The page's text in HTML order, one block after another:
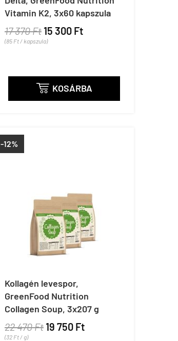
Vitamin K2, 3x60 kapszula
17 370 Ft 15 300 Ft
(85 Ft / kapszula)
 KOSÁRBA
-12%
Kollagén levespor,
GreenFood Nutrition
Collagen Soup, 3x207 g
22 470 Ft 19 750 Ft
(32 Ft / g)